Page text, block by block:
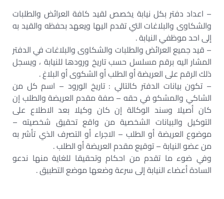
– اعداد دفتر بكل نيابة يخصص لقيد كافة العرائض والطلبات
والشكاوى والبلاغات التي تقدم اليها ويعهد بحفظه والقيد به
إلى احد موظفي النيابة .
– قيد جميع العرائض والطلبات والشكاوى والبلاغات في الدفتر
المشار اليه برقم مسلسل حسب تاريخ ورودها للنيابة ، ويسجل
ذلك الرقم على العريضة أو الطلب أو الشكوى أو البلاغ .
– تكون بيانات الدفتر كالتالي : تاريخ الورود – اسم كل من
الشاكي والمشكو في حقه – صفة مقدم العريضة والطلب إن
كان أصيلا وسند الوكالة إن كان وكيلا بعد الاطلاع على
التوكيل والبيانات الشخصية من واقع تحقيق شخصيته –
موضوع العريضة أو الطلب – الاجراء أو التصرف الذي تأشر به
من عضو النيابة – توقيع مقدم العريضة أو الطلب .
وفي ضوء ما تقدم من احكام وتحقيقا للغاية منها ندعو
السادة أعضاء النيابة إلى سرعة وضعها موضع التطبيق .